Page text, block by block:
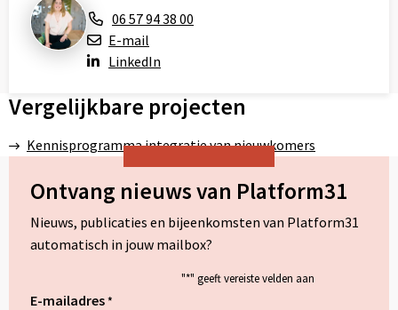
06 57 94 38 00
E-mail
LinkedIn
Vergelijkbare projecten
Kennisprogramma integratie van nieuwkomers
Ontvang nieuws van Platform31
Nieuws, publicaties en bijeenkomsten van Platform31
automatisch in jouw mailbox?
"*" geeft vereiste velden aan
E-mailadres*